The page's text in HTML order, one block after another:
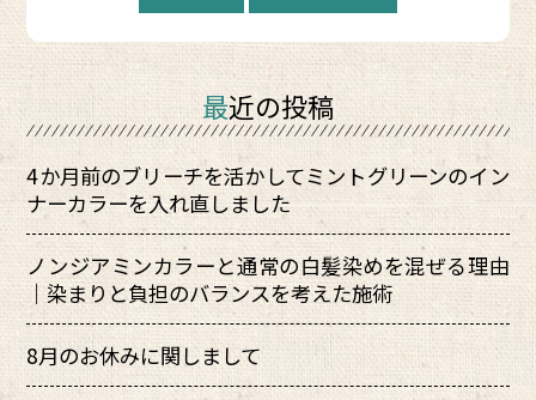
最近の投稿
4か月前のブリーチを活かしてミントグリーンのイン
ナーカラーを入れ直しました
ノンジアミンカラーと通常の白髪染めを混ぜる理由
｜染まりと負担のバランスを考えた施術
8月のお休みに関しまして